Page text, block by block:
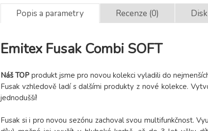
Popis a parametry Recenze (0)
Emitex Fusak Combi SOFT
Náš TOP produkt jsme pro novou kolekci vyladili do
Fusak vzhledově ladí s dalšími produkty z nové kolekce.
jednodušší!
Fusak si i pro novou sezónu zachoval svou multifunkčnost.